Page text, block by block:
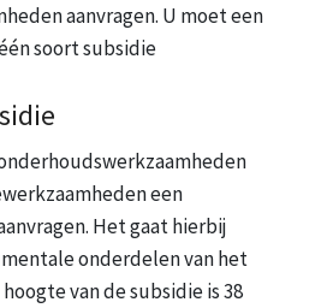
aanvragen. U moet een
soort subsidie
een
Het gaat hierbij
onderdelen van het
van de subsidie is 38